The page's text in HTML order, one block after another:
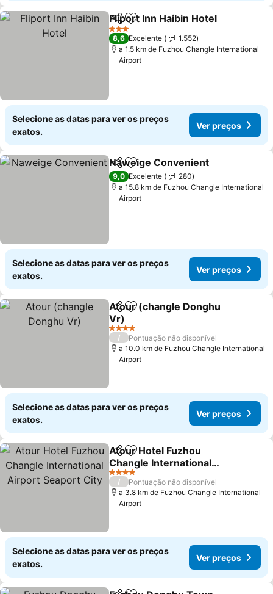
PartilharAdicionar aos favoritos
Fliport Inn Haibin Hotel
3 Estrelas
8,6 Excelente
1.552
a 1.5 km de Fuzhou Changle International
Airport
Selecione as datas para ver os preços
exatos.
Ver preços
PartilharAdicionar aos favoritos
Naweige Convenient
9,0 Excelente
280
a 15.8 km de Fuzhou Changle International
Airport
Selecione as datas para ver os preços
exatos.
Ver preços
PartilharAdicionar aos favoritos
Atour (changle Donghu
Vr)
Ver preços
4 Estrelas
/
Pontuação não disponível
a 10.0 km de Fuzhou Changle International
Airport
Selecione as datas para ver os preços
exatos.
Ver preços
PartilharAdicionar aos favoritos
Atour Hotel Fuzhou
Changle International
Airport Seaport City
Ver preços
4 Estrelas
/
Pontuação não disponível
a 3.8 km de Fuzhou Changle International
Airport
Selecione as datas para ver os preços
exatos.
Ver preços